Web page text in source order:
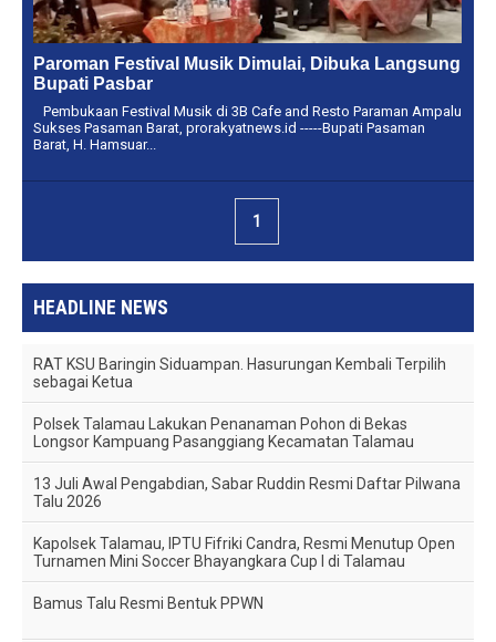
Paroman Festival Musik Dimulai, Dibuka Langsung
Bupati Pasbar
Pembukaan Festival Musik di 3B Cafe and Resto Paraman Ampalu
Sukses Pasaman Barat, prorakyatnews.id -----Bupati Pasaman
Barat, H. Hamsuar...
1
HEADLINE NEWS
RAT KSU Baringin Siduampan. Hasurungan Kembali Terpilih
sebagai Ketua
Polsek Talamau Lakukan Penanaman Pohon di Bekas
Longsor Kampuang Pasanggiang Kecamatan Talamau
13 Juli Awal Pengabdian, Sabar Ruddin Resmi Daftar Pilwana
Talu 2026
Kapolsek Talamau, IPTU Fifriki Candra, Resmi Menutup Open
Turnamen Mini Soccer Bhayangkara Cup I di Talamau
Bamus Talu Resmi Bentuk PPWN